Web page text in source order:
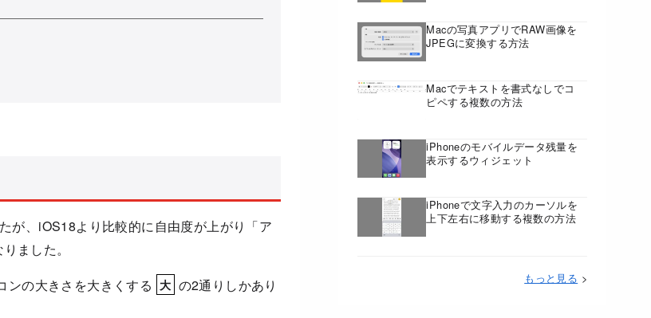
が、iOS18より比較的に自由度が上がり「ア
ました。
ンの大きさを大きくする 大 の2通りしかあり
Macの写真アプリでRAW画像を
JPEGに変換する方法
Macでテキストを書式なしでコ
ピペする複数の方法
iPhoneのモバイルデータ残量を
表示するウィジェット
iPhoneで文字入力のカーソルを
上下左右に移動する複数の方法
もっと見る >